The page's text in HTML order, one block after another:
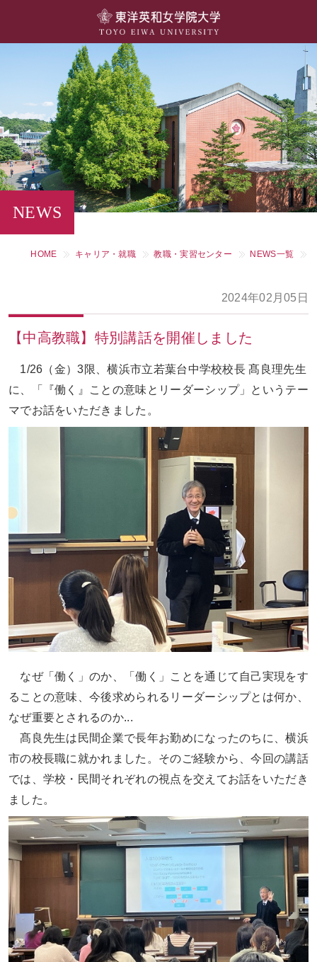
学部・学科
キャンパスライフ
留学・国際交流
キャリア・就職
NEWS
HOME キャリア・就職 教職・実習センター NEWS一覧
2024年02月05日
【中高教職】特別講話を開催しました
1/26（金）3限、横浜市立若葉台中学校校長 髙良理先生
に、「『働く』ことの意味とリーダーシップ」というテー
マでお話をいただきました。
なぜ「働く」のか、「働く」ことを通じて自己実現をす
ることの意味、今後求められるリーダーシップとは何か、
なぜ重要とされるのか...
髙良先生は民間企業で長年お勤めになったのちに、横浜
市の校長職に就かれました。そのご経験から、今回の講話
では、学校・民間それぞれの視点を交えてお話をいただき
ました。